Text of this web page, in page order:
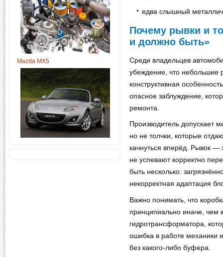
Mazda MX5
едва слышный
Почему рывки и
и должно быть»
Среди владельцев
убеждение, что небольшие
конструктивная
опасное заблуждение,
ремонта.
Производитель допускает
но не толчки, которые
качнуться вперёд. Рывок —
не успевают корректно
быть несколько:
некорректная адаптация
Важно понимать, что
принципиально иначе, чем
гидротрансформатора,
ошибка в работе механики
без какого-либо буфера.